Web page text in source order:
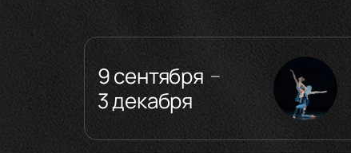
9 сентября —
3 декабря